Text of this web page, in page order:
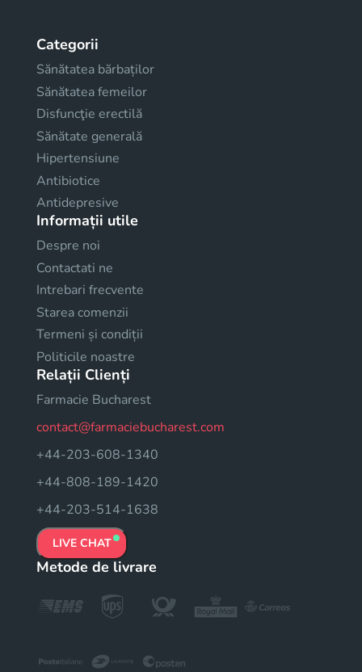
Categorii
Sănătatea bărbaților
Sănătatea femeilor
Disfuncţie erectilă
Sănătate generală
Hipertensiune
Antibiotice
Antidepresive
Informații utile
Despre noi
Contactati ne
Intrebari frecvente
Starea comenzii
Termeni și condiții
Politicile noastre
Relații Clienți
Farmacie Bucharest
contact@farmaciebucharest.com
+44-203-608-1340
+44-808-189-1420
+44-203-514-1638
LIVE CHAT
Metode de livrare